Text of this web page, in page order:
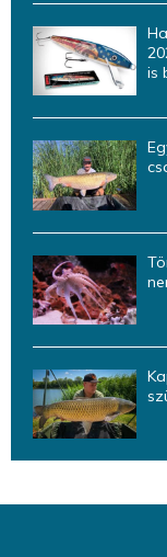
is